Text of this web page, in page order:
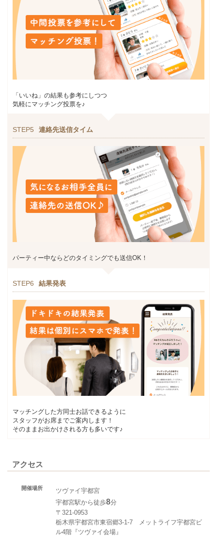
「いいね」の結果も参考にしつつ
気軽にマッチング投票を♪
STEP5 連絡先送信タイム
パーティー中ならどのタイミングでも送信OK！
STEP6 結果発表
マッチングした方同士お話できるように
スタッフがお席までご案内します！
そのままお出かけされる方も多いです♪
アクセス
開催場所
ツヴァイ宇都宮
宇都宮駅から徒歩8分
〒321-0953
栃木県宇都宮市東宿郷3-1-7 メットライフ宇都宮ビ
ル4階『ツヴァイ会場』